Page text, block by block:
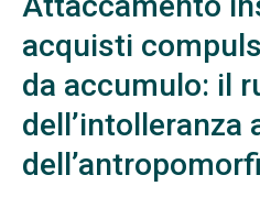
acquisti
da accumulo: il
dell’intolleranza